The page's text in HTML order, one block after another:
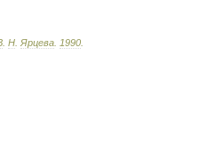
Н Ярцева 1990